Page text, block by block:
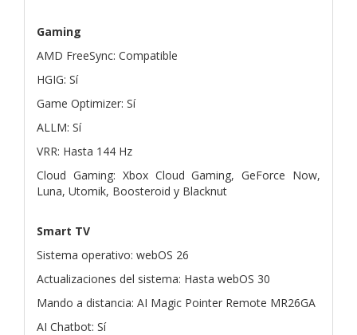
Gaming
AMD FreeSync: Compatible
HGIG: Sí
Game Optimizer: Sí
ALLM: Sí
VRR: Hasta 144 Hz
Cloud Gaming: Xbox Cloud Gaming, GeForce Now,
Luna, Utomik, Boosteroid y Blacknut
Smart TV
Sistema operativo: webOS 26
Actualizaciones del sistema: Hasta webOS 30
Mando a distancia: AI Magic Pointer Remote MR26GA
AI Chatbot: Sí